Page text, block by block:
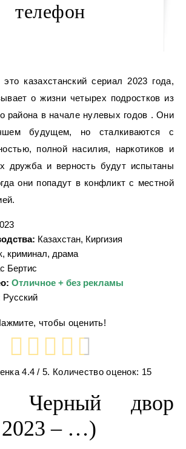
телефон
о жизни четырех подростков из
района в начале нулевых годов . Они
будущем, но сталкиваются с
полной насилия, наркотиков и
дружба и верность будут испытаны
они попадут в конфликт с местной
Казахстан, Киргизия
криминал, драма
Бертис
Отличное + без рекламы
Русский
чтобы оценить!
4.4 / 5. Количество оценок: 15
Черный двор
2023 – …)